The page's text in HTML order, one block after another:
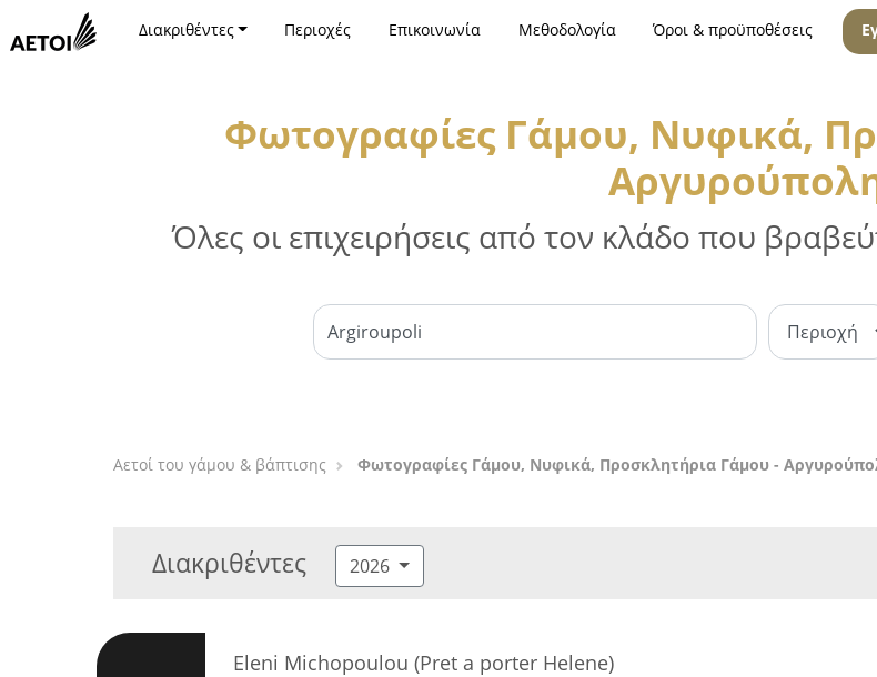
Διακριθέντες Περιοχές Επικοινωνία Μεθοδολογία Όροι & προϋποθέσεις
Φωτογραφίες Γάμου, Νυφικά,
Όλες οι επιχειρήσεις από τον κλάδο που
Αετοί του γάμου & βάπτισης Φωτογραφίες Γάμου, Νυφικά, Προσκλητήρια Γάμου -
Διακριθέντες 2026
Eleni Michopoulou (Pret a porter Helene)